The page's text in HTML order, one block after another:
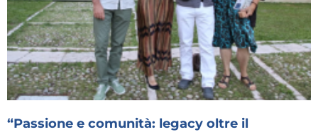
“Passione e comunità: legacy oltre il